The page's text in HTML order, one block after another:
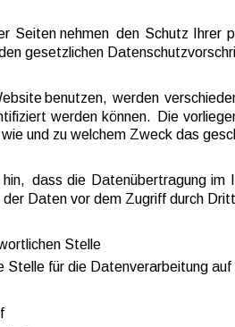
Seiten nehmen den Schutz Ihrer
gesetzlichen
benutzen, werden
werden können. Die
und zu welchem Zweck das
hin, dass die Datenübertragung im
der Daten vor dem Zugriff durch
Stelle
Stelle für die Datenverarbeitung